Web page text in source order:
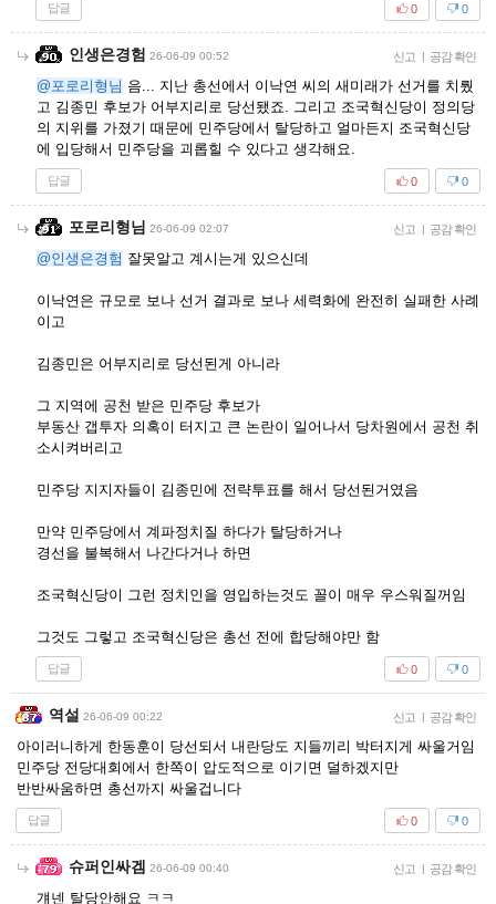
답글 0
0
인생은경험 26-06-09 00:52 신고 | 공감 확인
@포로리형님 음... 지난 총선에서 이낙연 씨의 새미래가 선거를 치뤘
고 김종민 후보가 어부지리로 당선됐죠. 그리고 조국혁신당이 정의당
의 지위를 가졌기 때문에 민주당에서 탈당하고 얼마든지 조국혁신당
에 입당해서 민주당을 괴롭힐 수 있다고 생각해요.
답글 0
0
포로리형님 26-06-09 02:07 신고 | 공감 확인
@인생은경험 잘못알고 계시는게 있으신데
이낙연은 규모로 보나 선거 결과로 보나 세력화에 완전히 실패한 사례
이고
김종민은 어부지리로 당선된게 아니라
그 지역에 공천 받은 민주당 후보가
부동산 갭투자 의혹이 터지고 큰 논란이 일어나서 당차원에서 공천 취
소시켜버리고
민주당 지지자들이 김종민에 전략투표를 해서 당선된거였음
만약 민주당에서 계파정치질 하다가 탈당하거나
경선을 불복해서 나간다거나 하면
조국혁신당이 그런 정치인을 영입하는것도 꼴이 매우 우스워질꺼임
그것도 그렇고 조국혁신당은 총선 전에 합당해야만 함
답글 0
0
역설 26-06-09 00:22 신고 | 공감 확인
아이러니하게 한동훈이 당선되서 내란당도 지들끼리 박터지게 싸울거임
민주당 전당대회에서 한쪽이 압도적으로 이기면 덜하겠지만
반반싸움하면 총선까지 싸울겁니다
답글 0
0
슈퍼인싸겜 26-06-09 00:40 신고 | 공감 확인
걔넨 탈당안해요 ㅋㅋ